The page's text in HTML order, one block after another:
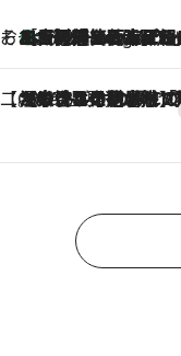
そおだよおこの関西おいしい、おやつ紀行3 Hours Ago
［大阪府箕面市］一皿一皿目の前で仕上げられる、料理を巧みに組み込んだアシェットデセールコース「ミチル アシェット デセール（Michiru
【CREA×星野リゾート】唯一無二。癒しと発
2026.8.7
【トンボの足水浴】ヒノキの香りに包まれて涼感マックス！約13℃の湧水かけ流しを避暑地「星野